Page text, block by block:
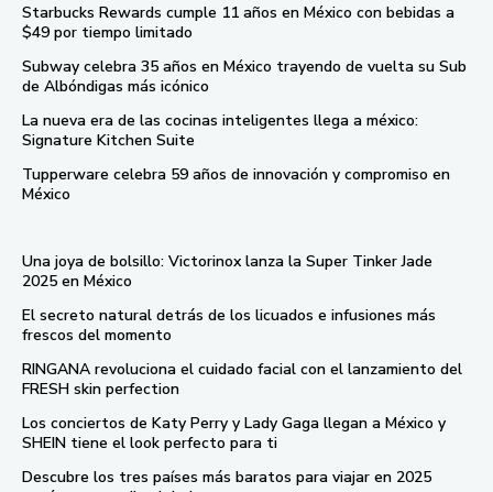
Starbucks Rewards cumple 11 años en México con bebidas a
$49 por tiempo limitado
Subway celebra 35 años en México trayendo de vuelta su Sub
de Albóndigas más icónico
La nueva era de las cocinas inteligentes llega a méxico:
Signature Kitchen Suite
Tupperware celebra 59 años de innovación y compromiso en
México
Una joya de bolsillo: Victorinox lanza la Super Tinker Jade
2025 en México
El secreto natural detrás de los licuados e infusiones más
frescos del momento
RINGANA revoluciona el cuidado facial con el lanzamiento del
FRESH skin perfection
Los conciertos de Katy Perry y Lady Gaga llegan a México y
SHEIN tiene el look perfecto para ti
Descubre los tres países más baratos para viajar en 2025